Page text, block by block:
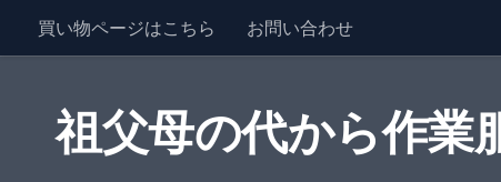
買い物ページはこちら お問い合わせ
祖父母の代から作業